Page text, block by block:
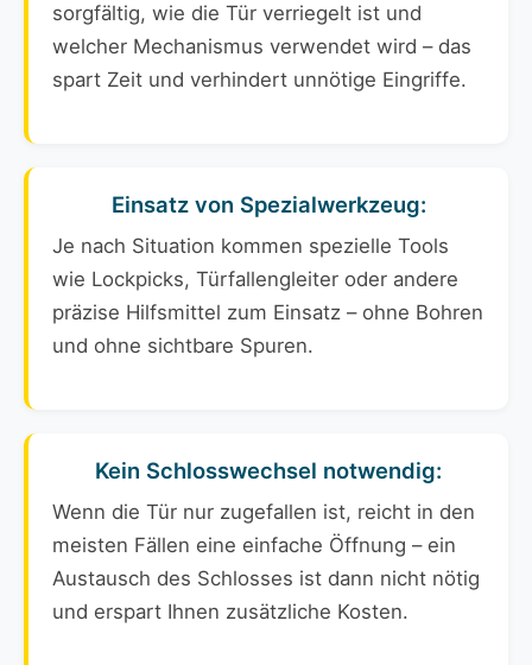
sorgfältig, wie die Tür verriegelt ist und
welcher Mechanismus verwendet wird – das
spart Zeit und verhindert unnötige Eingriffe.
Einsatz von Spezialwerkzeug:
Je nach Situation kommen spezielle Tools
wie Lockpicks, Türfallengleiter oder andere
präzise Hilfsmittel zum Einsatz – ohne Bohren
und ohne sichtbare Spuren.
Kein Schlosswechsel notwendig:
Wenn die Tür nur zugefallen ist, reicht in den
meisten Fällen eine einfache Öffnung – ein
Austausch des Schlosses ist dann nicht nötig
und erspart Ihnen zusätzliche Kosten.